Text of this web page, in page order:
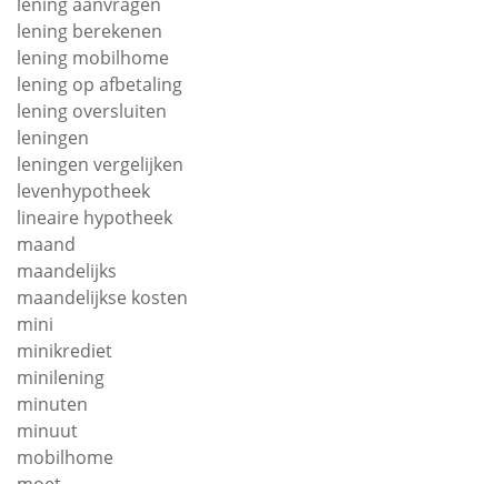
lening berekenen
lening mobilhome
lening op afbetaling
lening oversluiten
leningen
leningen vergelijken
levenhypotheek
lineaire hypotheek
maand
maandelijks
maandelijkse kosten
mini
minikrediet
minilening
minuten
minuut
mobilhome